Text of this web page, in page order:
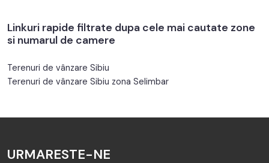
Linkuri rapide filtrate dupa cele mai cautate zone
si numarul de camere
Terenuri de vânzare Sibiu
Terenuri de vânzare Sibiu zona Selimbar
URMARESTE-NE